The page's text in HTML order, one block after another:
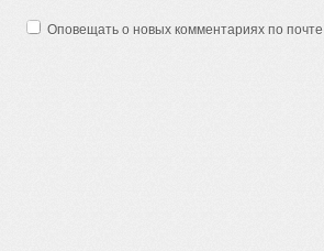
Оповещать о новых комментариях по почте